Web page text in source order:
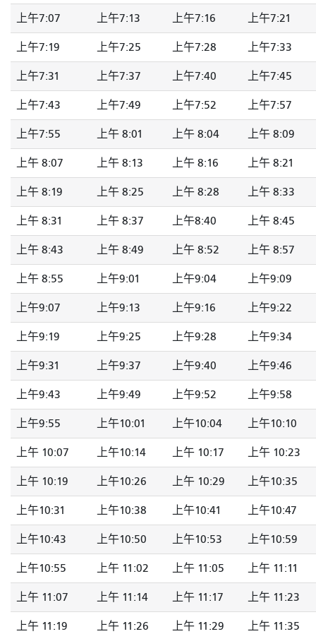
上午7:07 上午7:13 上午7:16 上午7:21
上午7:19 上午7:25 上午7:28 上午7:33
上午7:31 上午7:37 上午7:40 上午7:45
上午7:43 上午7:49 上午7:52 上午7:57
上午7:55 上午 8:01 上午 8:04 上午 8:09
上午 8:07 上午 8:13 上午 8:16 上午 8:21
上午 8:19 上午 8:25 上午 8:28 上午 8:33
上午 8:31 上午 8:37 上午8:40 上午 8:45
上午 8:43 上午 8:49 上午 8:52 上午 8:57
上午 8:55 上午9:01 上午9:04 上午9:09
上午9:07 上午9:13 上午9:16 上午9:22
上午9:19 上午9:25 上午9:28 上午9:34
上午9:31 上午9:37 上午9:40 上午9:46
上午9:43 上午9:49 上午9:52 上午9:58
上午9:55 上午10:01 上午10:04 上午10:10
上午 10:07 上午10:14 上午 10:17 上午 10:23
上午 10:19 上午10:26 上午 10:29 上午10:35
上午10:31 上午10:38 上午10:41 上午10:47
上午10:43 上午10:50 上午10:53 上午10:59
上午10:55 上午 11:02 上午 11:05 上午 11:11
上午 11:07 上午 11:14 上午 11:17 上午 11:23
上午 11:19 上午 11:26 上午 11:29 上午 11:35